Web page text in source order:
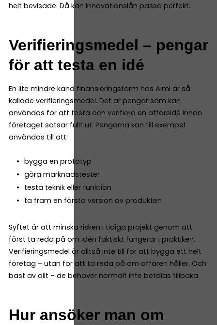
helt bevisade. Då kan innovationslån passa perfekt.
Verifieringsmedel – pengar
för att testa en idé
En lite mindre känd finansieringsform hos Almi är så
kallade verifieringsmedel. Det är pengar som kan
användas för att testa och verifiera en affärsidé innan
företaget satsar fullt ut. Pengarna kan till exempel
användas till att:
bygga en prototyp
göra marknadstester
testa teknik eller funktion
ta fram en första version av produkten
Syftet är att minska risken i tidiga projekt genom att
först ta reda på om idén faktiskt fungerar i praktiken.
Verifieringsmedel är alltså inte till för att bygga ett helt
företag – utan för att ta reda på om affären håller. Och
bäst av allt – de behöver normalt inte betalas tillbaka.
Hur ansöker man om